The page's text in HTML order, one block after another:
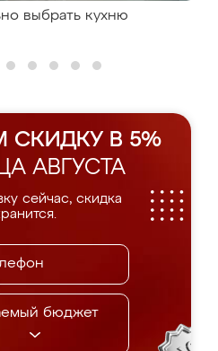
выбрать кухню
СКИДКУ В 5%
АВГУСТА
сейчас, скидка
бюджет